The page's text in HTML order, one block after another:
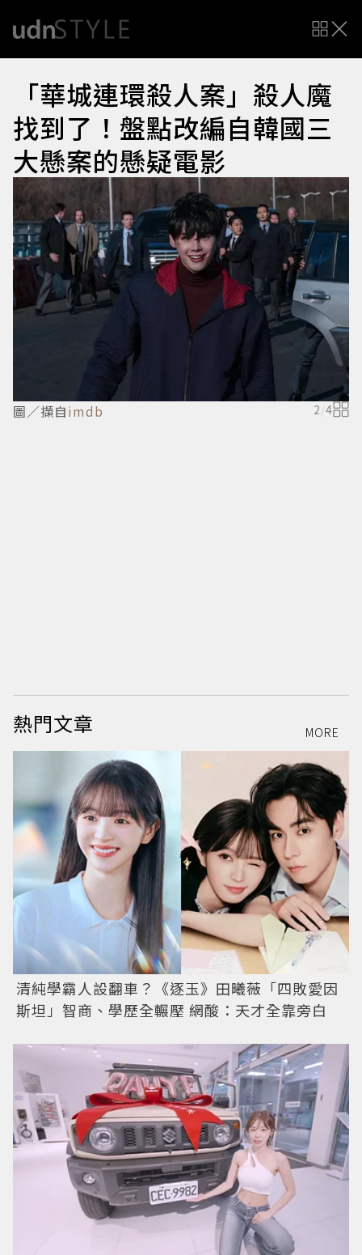
「華城連環殺人案」殺人魔
找到了！盤點改編自韓國三
大懸案的懸疑電影
圖／擷自imdb 2/4
熱門文章 MORE
清純學霸人設翻車？《逐玉》田曦薇「四敗愛因
斯坦」智商、學歷全輾壓 網酸：天才全靠旁白